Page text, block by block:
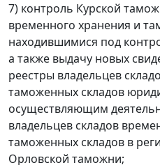
7) контроль Курской
временного хранения и
находившимися под
а также выдачу новых
реестры владельцев
таможенных складов
осуществляющим
владельцев складов
таможенных складов в
Орловской таможни;